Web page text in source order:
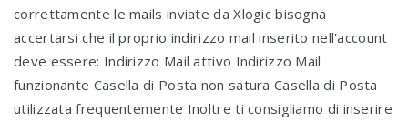
correttamente le mails inviate da Xlogic bisogna
accertarsi che il proprio indirizzo mail inserito nell'account
deve essere: Indirizzo Mail attivo Indirizzo Mail
funzionante Casella di Posta non satura Casella di Posta
utilizzata frequentemente Inoltre ti consigliamo di inserire